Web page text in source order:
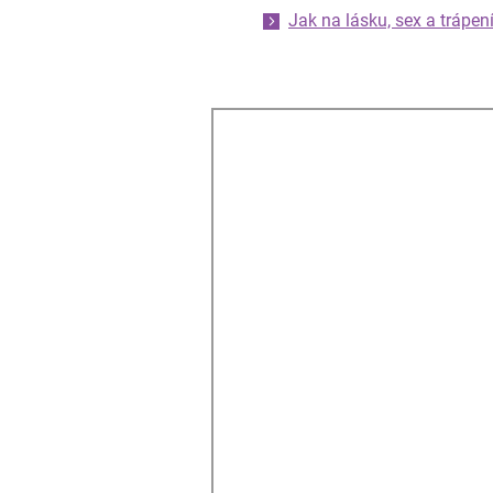
Jak na lásku, sex a